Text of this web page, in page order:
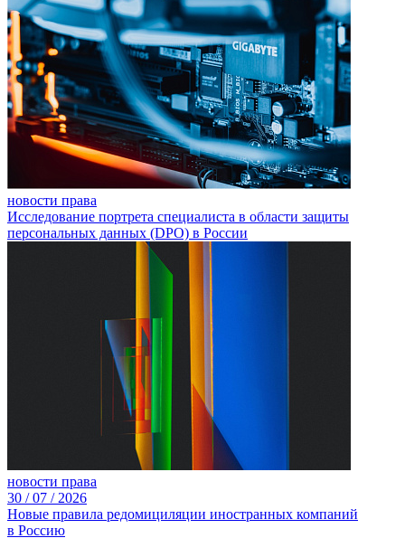
новости права
Исследование портрета специалиста в области защиты
персональных данных (DPO) в России
новости права
30 /07 / 2026
Новые правила редомициляции иностранных компаний
в Россию